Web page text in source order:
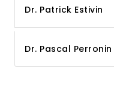
Dr. Patrick Estivin
Dr. Pascal Perronin